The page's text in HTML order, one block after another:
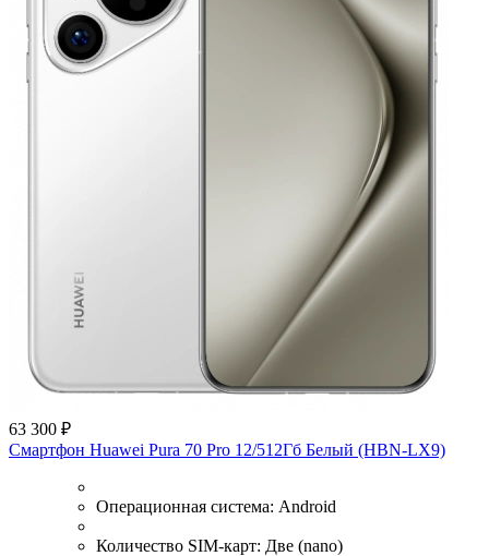
63 300 ₽
Смартфон Huawei Pura 70 Pro 12/512Гб Белый (HBN-LX9)
Операционная система: Android
Количество SIM-карт: Две (nano)